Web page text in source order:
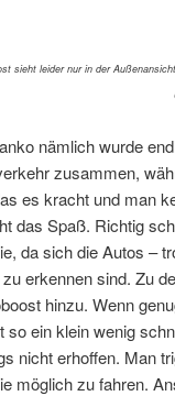
sieht leider nur in der
nämlich wurde
zusammen,
es kracht und man
das Spaß. Richtig
da sich die Autos –
erkennen sind. Zu
hinzu. Wenn
so ein klein wenig
nicht erhoffen. Man
möglich zu fahren.